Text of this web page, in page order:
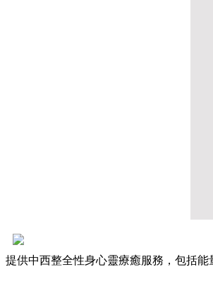
提供中西整全性身心靈療癒服務，包括